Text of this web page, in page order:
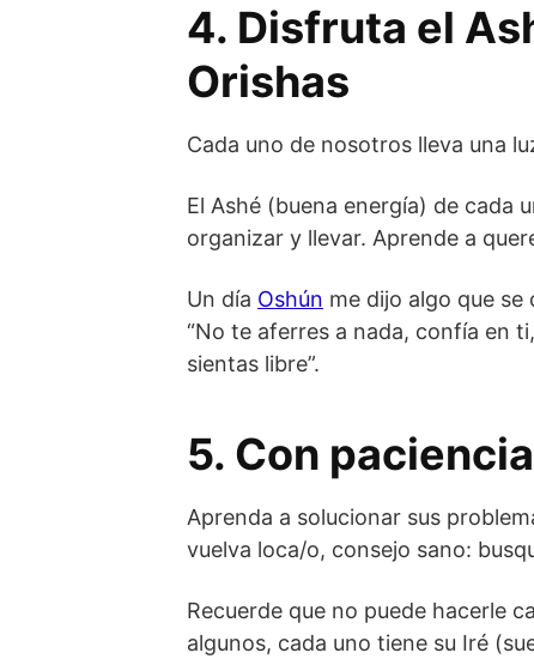
4. Disfruta el
Orishas
Cada uno de nosotros lleva una
El Ashé (buena energía) de cada
organizar y llevar. Aprende a
Un día Oshún me dijo algo que
“No te aferres a nada, confía en
sientas libre”.
5. Con
Aprenda a solucionar sus
vuelva loca/o, consejo sano:
Recuerde que no puede hacerle
algunos, cada uno tiene su Iré